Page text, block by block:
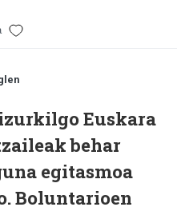
Euskara
behar
egitasmoa
Boluntarioen